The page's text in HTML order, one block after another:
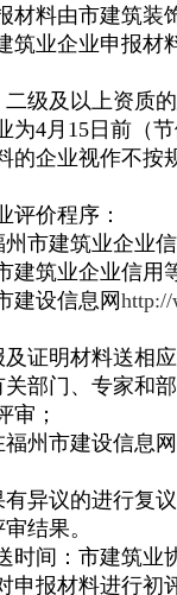
材料由市建筑装
筑业企业申报材
级及以上资质
为4月15日前（
的企业视作不按
评价程序：
市建筑业企业
建筑业企业信用
建设信息网
证明材料送相应
部门、专家和
审；
州市建设信息
异议的进行复议
结果。
时间：市建筑业
申报材料进行初